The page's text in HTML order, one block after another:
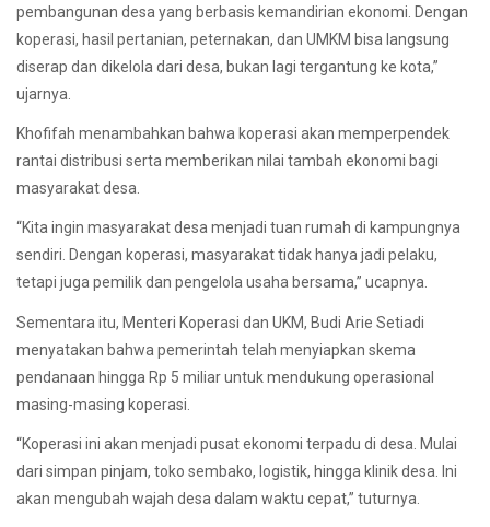
pembangunan desa yang berbasis kemandirian ekonomi. Dengan
koperasi, hasil pertanian, peternakan, dan UMKM bisa langsung
diserap dan dikelola dari desa, bukan lagi tergantung ke kota,”
ujarnya.
Khofifah menambahkan bahwa koperasi akan memperpendek
rantai distribusi serta memberikan nilai tambah ekonomi bagi
masyarakat desa.
“Kita ingin masyarakat desa menjadi tuan rumah di kampungnya
sendiri. Dengan koperasi, masyarakat tidak hanya jadi pelaku,
tetapi juga pemilik dan pengelola usaha bersama,” ucapnya.
Sementara itu, Menteri Koperasi dan UKM, Budi Arie Setiadi
menyatakan bahwa pemerintah telah menyiapkan skema
pendanaan hingga Rp 5 miliar untuk mendukung operasional
masing-masing koperasi.
“Koperasi ini akan menjadi pusat ekonomi terpadu di desa. Mulai
dari simpan pinjam, toko sembako, logistik, hingga klinik desa. Ini
akan mengubah wajah desa dalam waktu cepat,” tuturnya.